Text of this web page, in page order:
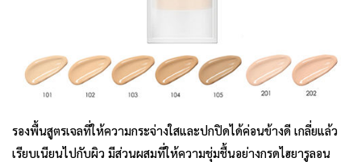
รองพื้นสูตรเจลที่ให้ความกระจ่างใสและปกปิดได้ค่อนข้างดี เกลี่ยแล้ว
เรียบเนียนไปกับผิว มีส่วนผสมที่ให้ความชุ่มชื้นอย่างกรดไฮยารูลอน